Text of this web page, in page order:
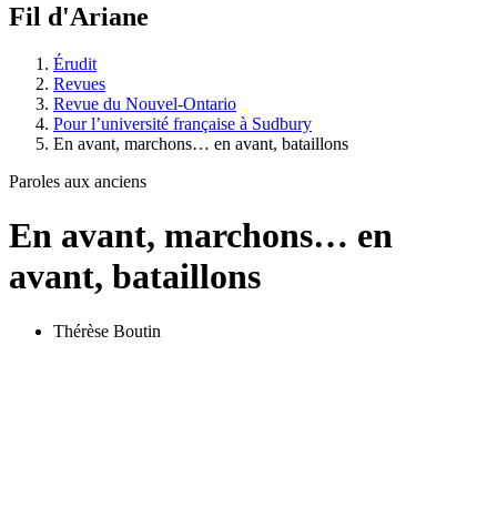
Fil d'Ariane
Érudit
Revues
Revue du Nouvel-Ontario
Pour l’université française à Sudbury
En avant, marchons… en avant, bataillons
Paroles aux anciens
En avant, marchons… en
avant, bataillons
Thérèse Boutin